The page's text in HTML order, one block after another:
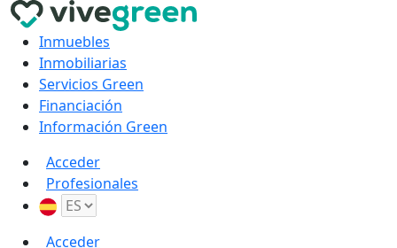
Inmuebles
Inmobiliarias
Servicios Green
Financiación
Información Green
Acceder
Profesionales
Acceder